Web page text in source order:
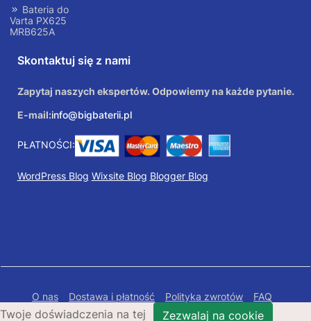
Bateria do
Varta PX625
MRB625A
Skontaktuj się z nami
Zapytaj naszych ekspertów. Odpowiemy na każde pytanie.
E-mail:info@bigbaterii.pl
PŁATNOŚCI:
WordPress Blog Wixsite Blog Blogger Blog
O nas Dostawa i płatność Polityka zwrotów
FAQ
Polityka prywatności
Mapa Strony
Twoje doświadczenia na tej Zezwalaj na cookie